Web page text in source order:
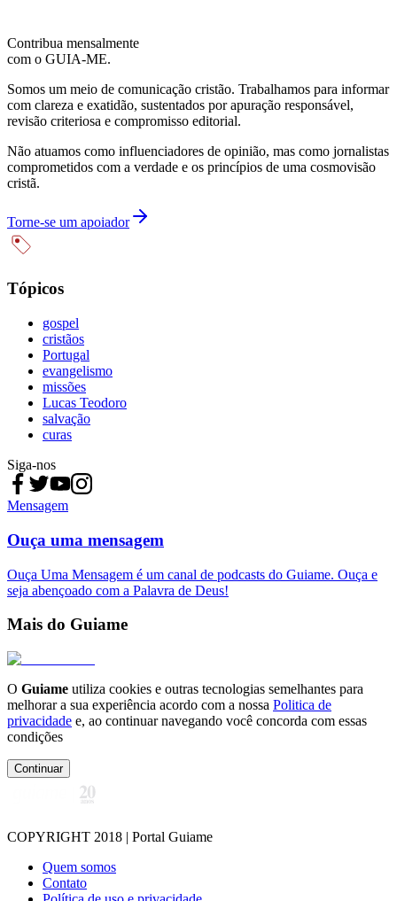
Contribua mensalmente
com o GUIA-ME.
Somos um meio de comunicação cristão. Trabalhamos para informar
com clareza e exatidão, sustentados por apuração responsável,
revisão criteriosa e compromisso editorial.
Não atuamos como influenciadores de opinião, mas como jornalistas
comprometidos com a verdade e os princípios de uma cosmovisão
cristã.
Torne-se um apoiador
Tópicos
gospel
cristãos
Portugal
evangelismo
missões
Lucas Teodoro
salvação
curas
Siga-nos
Mensagem
Ouça uma mensagem
Ouça Uma Mensagem é um canal de podcasts do Guiame. Ouça e
seja abençoado com a Palavra de Deus!
Mais do Guiame
O Guiame utiliza cookies e outras tecnologias semelhantes para
melhorar a sua experiência acordo com a nossa Politica de
privacidade e, ao continuar navegando você concorda com essas
condições
Continuar
COPYRIGHT 2018 | Portal Guiame
Quem somos
Contato